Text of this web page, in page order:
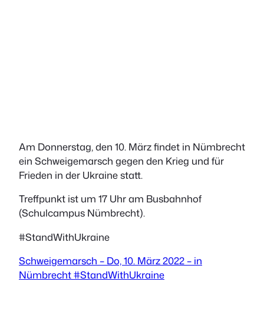
Am Donnerstag, den 10. März findet in Nümbrecht
ein Schweigemarsch gegen den Krieg und für
Frieden in der Ukraine statt.
Treffpunkt ist um 17 Uhr am Busbahnhof
(Schulcampus Nümbrecht).
#StandWithUkraine
Schweigemarsch – Do, 10. März 2022 – in
Nümbrecht #StandWithUkraine